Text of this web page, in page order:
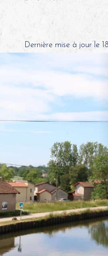
Dernière mise à jour le